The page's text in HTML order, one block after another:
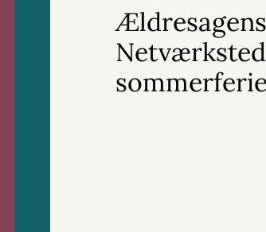
Ældresagens